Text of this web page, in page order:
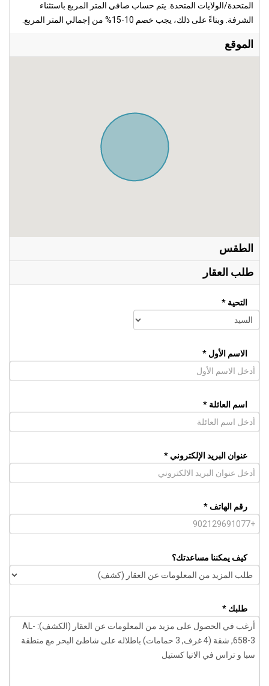
المتحدة/الولايات المتحدة. يتم حساب صافي المتر المربع باستثناء
الشرفة. وبناءً على ذلك، يجب خصم 10-15% من إجمالي المتر المربع.
الموقع
الطقس
طلب العقار
التحية *
الاسم الأول *
اسم العائلة *
عنوان البريد الإلكتروني *
رقم الهاتف *
كيف يمكننا مساعدتك؟
طلبك *